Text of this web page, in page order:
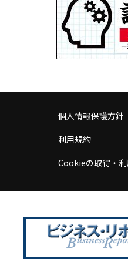
個人情報保護方針
利用規約
Cookieの取得・